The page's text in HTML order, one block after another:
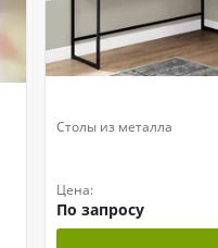
Столы из металла
Цена:
По запросу